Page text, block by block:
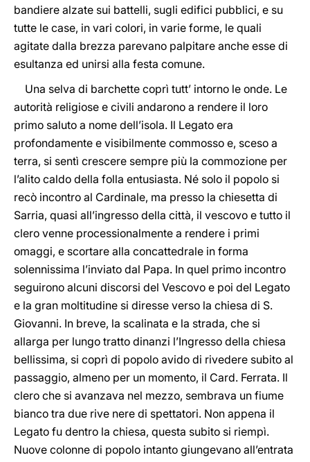
bandiere alzate sui battelli, sugli edifici pubblici, e su
tutte le case, in vari colori, in varie forme, le quali
agitate dalla brezza parevano palpitare anche esse di
esultanza ed unirsi alla festa comune.
Una selva di barchette coprì tutt’ intorno le onde. Le
autorità religiose e civili andarono a rendere il loro
primo saluto a nome dell’isola. Il Legato era
profondamente e visibilmente commosso e, sceso a
terra, si sentì crescere sempre più la commozione per
l’alito caldo della folla entusiasta. Né solo il popolo si
recò incontro al Cardinale, ma presso la chiesetta di
Sarria, quasi all’ingresso della città, il vescovo e tutto il
clero venne processionalmente a rendere i primi
omaggi, e scortare alla concattedrale in forma
solennissima l’inviato dal Papa. In quel primo incontro
seguirono alcuni discorsi del Vescovo e poi del Legato
e la gran moltitudine si diresse verso la chiesa di S.
Giovanni. In breve, la scalinata e la strada, che si
allarga per lungo tratto dinanzi l’Ingresso della chiesa
bellissima, si coprì di popolo avido di rivedere subito al
passaggio, almeno per un momento, il Card. Ferrata. Il
clero che si avanzava nel mezzo, sembrava un fiume
bianco tra due rive nere di spettatori. Non appena il
Legato fu dentro la chiesa, questa subito si riempì.
Nuove colonne di popolo intanto giungevano all’entrata